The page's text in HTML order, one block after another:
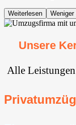
Weiterlesen Weniger
Unsere
Alle